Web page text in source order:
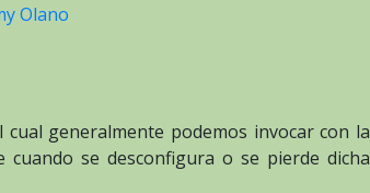
Olano
generalmente podemos invocar con la
cuando se desconfigura o se pierde dicha